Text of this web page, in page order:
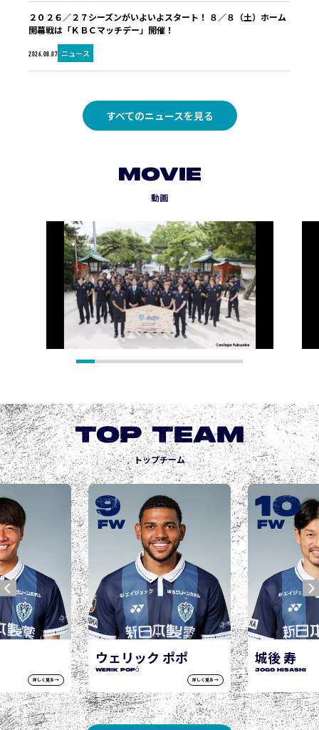
2026.08.07 ニュース
２０２６／２７シーズンがいよいよスタート！ ８／８（土）ホーム
開幕戦は「ＫＢＣマッチデー」開催！
すべてのニュースを見る
MOVIE
動画
TOP TEAM
トップチーム
詳しく見る →
ウェリック ポポ
WERIK POPÓ
詳しく見る →
9
FW
城後 寿
JOGO Hisashi
10
FW